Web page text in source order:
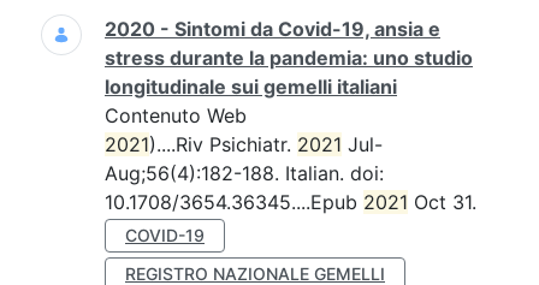
Ricerca
2020 - Sintomi da Covid-19, ansia e
stress durante la pandemia: uno studio
longitudinale sui gemelli italiani
Contenuto Web
2021)....Riv Psichiatr. 2021 Jul-
Aug;56(4):182-188. Italian. doi:
10.1708/3654.36345....Epub 2021 Oct 31.
COVID-19
REGISTRO NAZIONALE GEMELLI